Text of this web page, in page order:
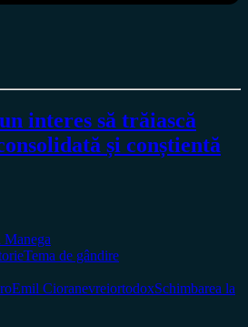
interes să trăiască
și conștientă
Tema de gândire
Emil CioranevreiortodoxSchimbarea la